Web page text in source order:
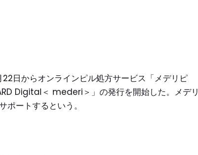
日からオンラインピル処方サービス「メデリピ
Digital＜ mederi＞」の発行を開始した。メデリ
ポートするという。